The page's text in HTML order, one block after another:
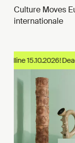
Culture Moves
internationale
15.10.2026!